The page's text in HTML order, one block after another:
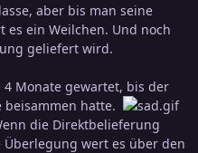
aber bis man seine
es ein Weilchen. Und noch
geliefert wird.
Monate gewartet, bis der
beisammen hatte.
die Direktbelieferung
wert es über den